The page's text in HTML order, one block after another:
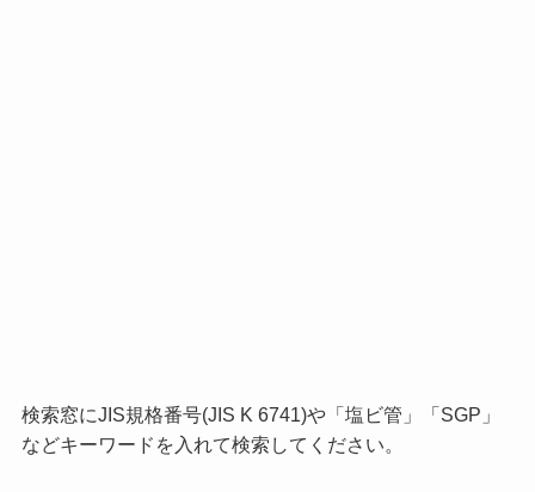
検索窓にJIS規格番号(JIS K 6741)や「塩ビ管」「SGP」
などキーワードを入れて検索してください。